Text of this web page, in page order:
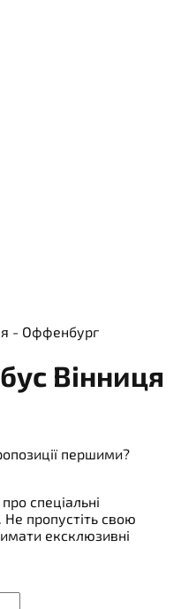
- Оффенбург
Вінниця
першими?
спеціальні
Не пропустіть свою
ексклюзивні